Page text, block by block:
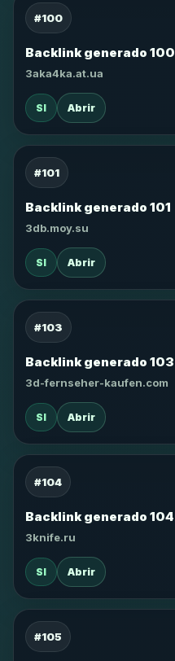
#100
Backlink generado 100
3aka4ka.at.ua
SI Abrir
#101
Backlink generado 101
3db.moy.su
SI Abrir
#103
Backlink generado 103
3d-fernseher-kaufen.com
SI Abrir
#104
Backlink generado 104
3knife.ru
SI Abrir
#105